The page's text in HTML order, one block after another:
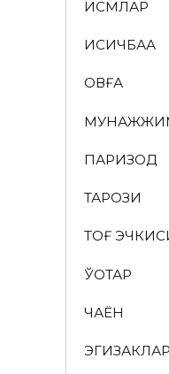
ИСМЛАР
ҚИСҚИЧБАҚА
ҚОВҒА
ПАРИЗОД
ТАРОЗИ
ТОҒ
ЎҚОТАР
ЧАЁН
ЭГИЗАКЛАР